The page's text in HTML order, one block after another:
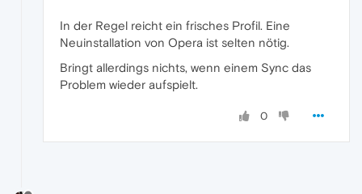
In der Regel reicht ein frisches Profil. Eine
Neuinstallation von Opera ist selten nötig.
Bringt allerdings nichts, wenn einem Sync das
Problem wieder aufspielt.
0